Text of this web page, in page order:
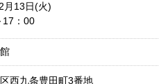
月13日(火)
17：00
西九条豊田町3番地